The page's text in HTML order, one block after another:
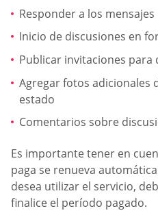
Responder a los mensajes
Inicio de discusiones en
Publicar invitaciones para
Agregar fotos adicionales
estado
Comentarios sobre
Es importante tener en
paga se renueva
desea utilizar el servicio,
finalice el período pagado.